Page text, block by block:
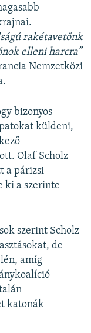
rakétavetőnk
elleni harcra”
Nemzetközi
bizonyos
küldeni,
Olaf Scholz
a párizsi
ki a szerinte
szerint Scholz
de
amíg
katonák